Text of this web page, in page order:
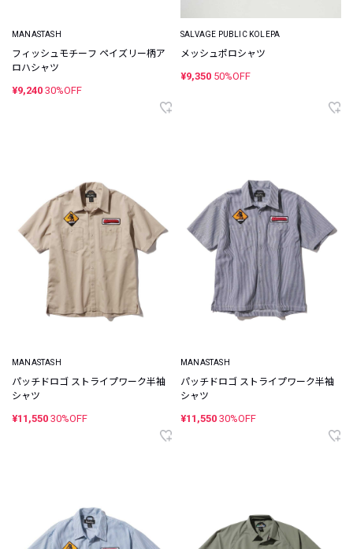
MANASTASH
フィッシュモチーフ ペイズリー柄ア
ロハシャツ
¥9,240 30%OFF
SALVAGE PUBLIC KOLEPA
メッシュポロシャツ
¥9,350 50%OFF
MANASTASH
パッチドロゴ ストライプワーク半袖
シャツ
¥11,550 30%OFF
MANASTASH
パッチドロゴ ストライプワーク半袖
シャツ
¥11,550 30%OFF